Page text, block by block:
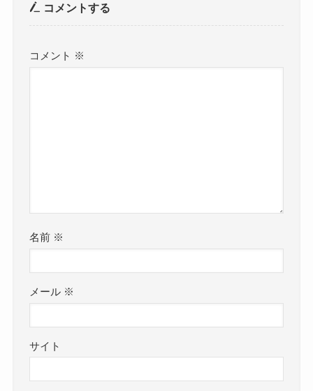
コメントする
コメント ※
名前 ※
メール ※
サイト